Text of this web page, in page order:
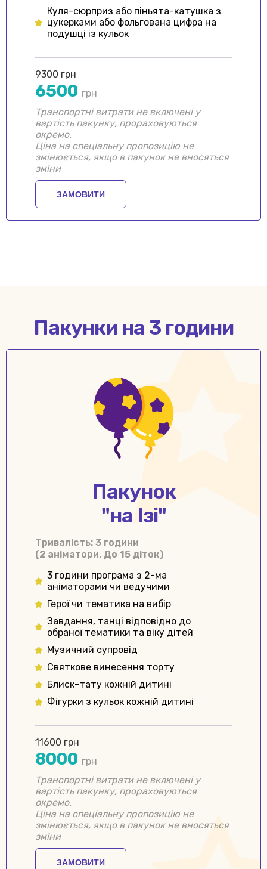
Куля-сюрприз або піньята-катушка з
цукерками або фольгована цифра на
подушці із кульок
9300 грн
6500 грн
Транспортні витрати не включені у
вартість пакунку, прораховуються
окремо.
Ціна на спеціальну пропозицію не
змінюється, якщо в пакунок не вносяться
зміни
ЗАМОВИТИ
Пакунки на 3 години
Пакунок
"на Ізі"
Тривалiсть: 3 години
(2 аніматори. До 15 діток)
3 години програма з 2-ма
аніматорами чи ведучими
Герої чи тематика на вибір
Завдання, танці відповідно до
обраної тематики та віку дітей
Музичний супровід
Святкове винесення торту
Блиск-тату кожній дитині
Фігурки з кульок кожній дитині
11600 грн
8000 грн
Транспортні витрати не включені у
вартість пакунку, прораховуються
окремо.
Ціна на спеціальну пропозицію не
змінюється, якщо в пакунок не вносяться
зміни
ЗАМОВИТИ